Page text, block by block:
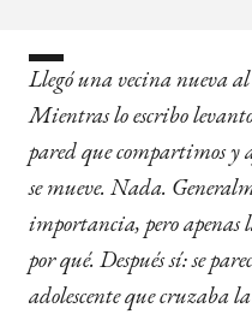
Llegó una vecina nueva
Mientras lo escribo
pared que compartimos y
se mueve. Nada.
importancia, pero apenas
por qué. Después sí: se
adolescente que cruzaba